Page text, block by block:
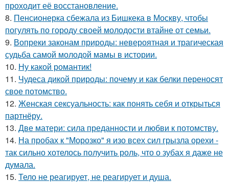
проходит её восстановление.
8. Пенсионерка сбежала из Бишкека в Москву, чтобы
погулять по городу своей молодости втайне от семьи.
9. Вопреки законам природы: невероятная и трагическая
судьба самой молодой мамы в истории.
10. Ну какой романтик!
11. Чудеса дикой природы: почему и как белки переносят
свое потомство.
12. Женская сексуальность: как понять себя и открыться
партнёру.
13. Две матери: сила преданности и любви к потомству.
14. На пробах к "Морозко" я изо всех сил грызла орехи -
так сильно хотелось получить роль, что о зубах я даже не
думала.
15. Тело не реагирует, не реагирует и душа.